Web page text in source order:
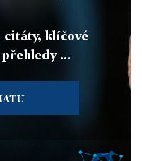
citáty, klíčové
...